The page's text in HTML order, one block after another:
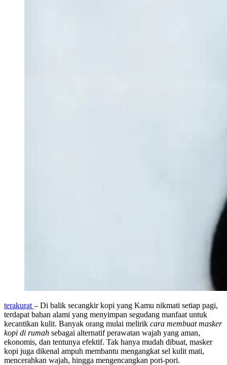
terakurat – Di balik secangkir kopi yang Kamu nikmati setiap pagi,
terdapat bahan alami yang menyimpan segudang manfaat untuk
kecantikan kulit. Banyak orang mulai melirik cara membuat masker
kopi di rumah sebagai alternatif perawatan wajah yang aman,
ekonomis, dan tentunya efektif. Tak hanya mudah dibuat, masker
kopi juga dikenal ampuh membantu mengangkat sel kulit mati,
mencerahkan wajah, hingga mengencangkan pori-pori.